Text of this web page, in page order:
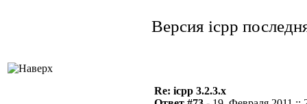
Версия icpp
Re: icpp 3.2.3.x